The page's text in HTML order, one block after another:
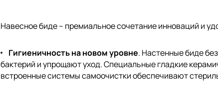
Навесное биде – премиальное сочетание инноваций и
Гигиеничность на новом уровне. Настенные биде
бактерий и упрощают уход. Специальные гладкие
встроенные системы самоочистки обеспечивают